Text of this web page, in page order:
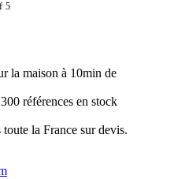
5
la maison à 10min de
références en stock
la France sur devis.